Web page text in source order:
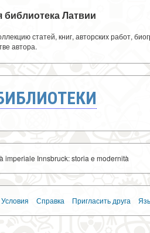
Латвии
статей, книг, авторских работ,
автора.
imperiale Innsbruck: storia e modernità
Условия Справка Пригласить друга